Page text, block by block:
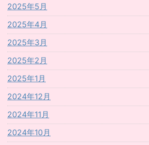
2025年5月
2025年4月
2025年3月
2025年2月
2025年1月
2024年12月
2024年11月
2024年10月